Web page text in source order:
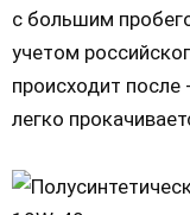
с большим
учетом
происходит
легко